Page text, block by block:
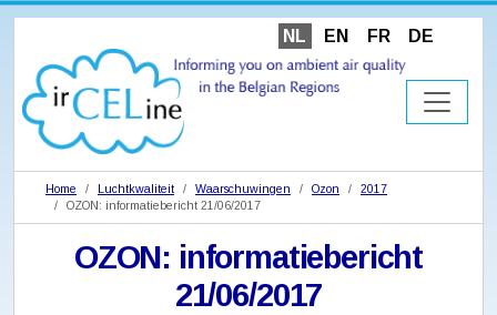
NL EN FR DE
Home Luchtkwaliteit Waarschuwingen Ozon
2017
OZON: informatiebericht 21/06/2017
OZON: informatiebericht
21/06/2017